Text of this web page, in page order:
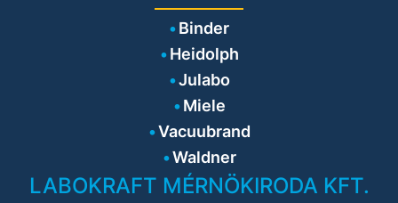
Binder
Heidolph
Julabo
Miele
Vacuubrand
Waldner
LABOKRAFT MÉRNÖKIRODA KFT.